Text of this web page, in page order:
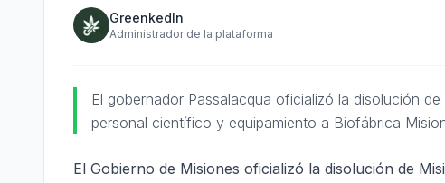
GreenkedIn
Administrador de la plataforma
El gobernador Passalacqua oficializó la disolución
personal científico y equipamiento a Biofábrica
El Gobierno de Misiones oficializó la disolución de